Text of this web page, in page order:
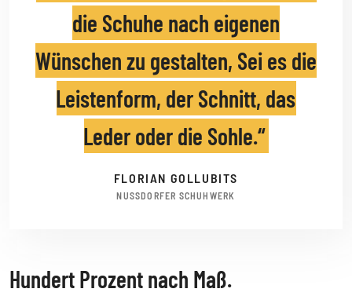
die Schuhe nach eigenen
Wünschen zu gestalten, Sei es die
Leistenform, der Schnitt, das
Leder oder die Sohle.
FLORIAN GOLLUBITS
NUSSDORFER SCHUHWERK
Hundert Prozent nach Maß.